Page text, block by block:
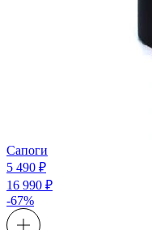
Сапоги
5 490 ₽
16 990 ₽
-67%